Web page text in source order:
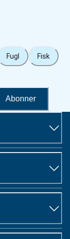
Fugl Fisk
Abonner